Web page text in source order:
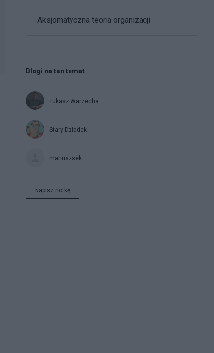
Aksjomatyczna teoria organizacji
Blogi na ten temat
Łukasz Warzecha
Stary Dziadek
mariuszsek
Napisz notkę